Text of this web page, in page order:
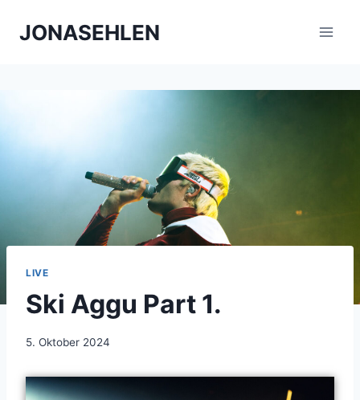
InhaltJONASEHLEN
LIVE
Ski Aggu Part 1.
5. Oktober 2024